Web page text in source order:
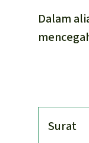
Dalam
Surat